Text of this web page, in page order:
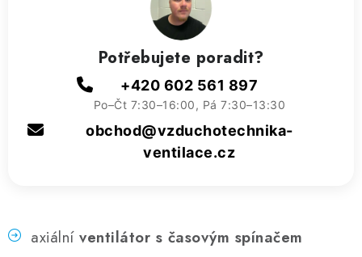
axiální ventilátor s časovým spínačem
Potřebujete poradit?
+420 602 561 897
Po–Čt 7:30–16:00, Pá 7:30–13:30
obchod@vzduchotechnika-
ventilace.cz